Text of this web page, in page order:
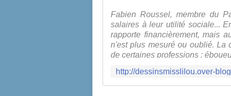
Fabien Roussel, membre du
salaires à leur utilité sociale...
rapporte financièrement, mais
n'est plus mesuré ou oublié. La
de certaines professions :